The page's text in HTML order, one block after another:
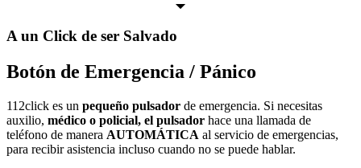
A un Click de ser Salvado
Botón de Emergencia / Pánico
112click es un pequeño pulsador de emergencia. Si necesitas
auxilio, médico o policial, el pulsador hace una llamada de
teléfono de manera AUTOMÁTICA al servicio de emergencias,
para recibir asistencia incluso cuando no se puede hablar.